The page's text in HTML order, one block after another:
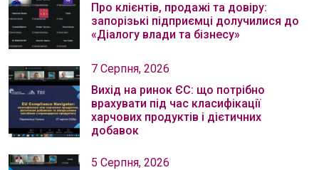
Про клієнтів, продажі та довіру:
запорізькі підприємці долучилися до
«Діалогу влади та бізнесу»
7 Серпня, 2026
Вихід на ринок ЄС: що потрібно
врахувати під час класифікації
харчових продуктів і дієтичних
добавок
5 Серпня, 2026